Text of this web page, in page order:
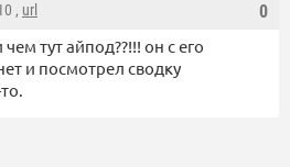
0
, url
тут айпод??!!! он с его
и посмотрел сводку